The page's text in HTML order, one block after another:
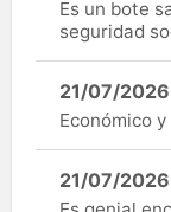
Es un bote
seguridad
21/07/2026
Económico
21/07/2026